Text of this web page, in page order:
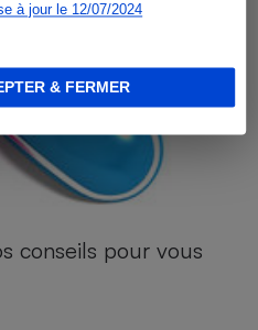
à jour le 12/07/2024
& FERMER
conseils pour vous